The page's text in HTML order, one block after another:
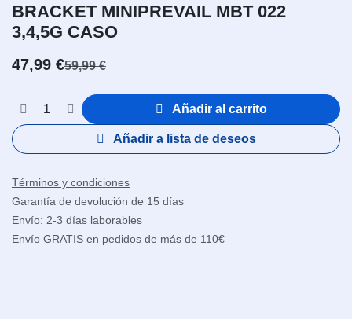
BRACKET MINIPREVAIL MBT 022
3,4,5G CASO
47,99 €59,99€
Añadir al carrito
Añadir a lista de deseos
Términos y condiciones
Garantía de devolución de 15 días
Envío: 2-3 días laborables
Envío GRATIS en pedidos de más de 110€